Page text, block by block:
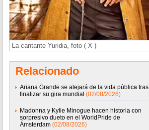
La cantante Yuridia, foto ( X )
Relacionado
Ariana Grande se alejará de la vida pública tras
finalizar su gira mundial (02/08/2026)
Madonna y Kylie Minogue hacen historia con
sorpresivo dueto en el WorldPride de
Ámsterdam (02/08/2026)